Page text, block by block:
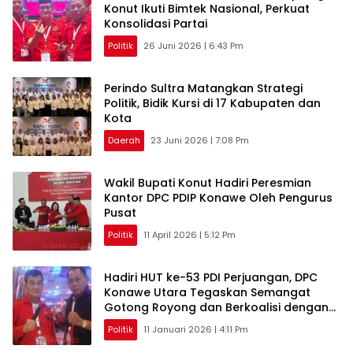
Konut Ikuti Bimtek Nasional, Perkuat
Konsolidasi Partai
Politik 26 Juni 2026 | 6:43 Pm
Perindo Sultra Matangkan Strategi
Politik, Bidik Kursi di 17 Kabupaten dan
Kota
Daerah 23 Juni 2026 | 7:08 Pm
Wakil Bupati Konut Hadiri Peresmian
Kantor DPC PDIP Konawe Oleh Pengurus
Pusat
Politik 11 April 2026 | 5:12 Pm
Hadiri HUT ke-53 PDI Perjuangan, DPC
Konawe Utara Tegaskan Semangat
Gotong Royong dan Berkoalisi dengan
Rakyat
Politik 11 Januari 2026 | 4:11 Pm